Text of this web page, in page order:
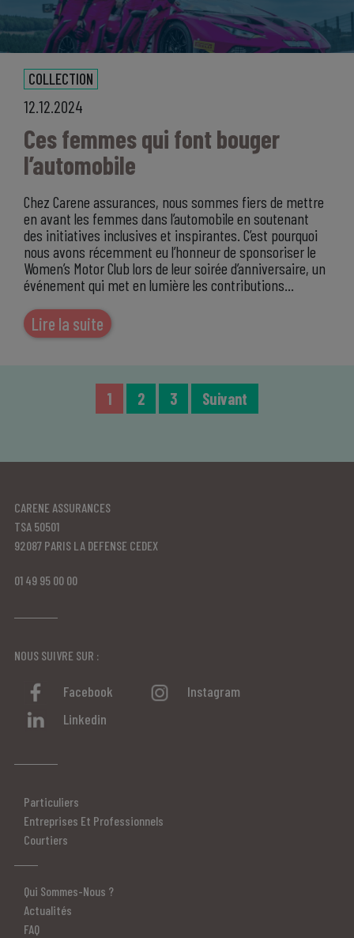
COLLECTION
12.12.2024
Ces femmes qui font bouger
l’automobile
Chez Carene assurances, nous sommes fiers de mettre
en avant les femmes dans l’automobile en soutenant
des initiatives inclusives et inspirantes. C’est pourquoi
nous avons récemment eu l’honneur de sponsoriser le
Women’s Motor Club lors de leur soirée d’anniversaire, un
événement qui met en lumière les contributions…
Lire la suite
1 2 3 Suivant
CARENE ASSURANCES
TSA 50501
92087 PARIS LA DEFENSE CEDEX
01 49 95 00 00
NOUS SUIVRE SUR :
Facebook
Instagram
Linkedin
Particuliers
Entreprises Et Professionnels
Courtiers
Qui Sommes-Nous ?
Actualités
FAQ